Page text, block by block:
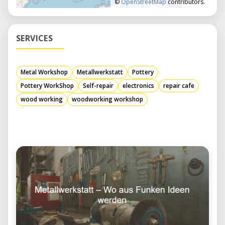
© OpenStreetMap contributors.
SERVICES
Metal Workshop Metallwerkstatt
Pottery
Pottery WorkShop
Self-repair electronics
repair cafe
wood working
woodworking workshop